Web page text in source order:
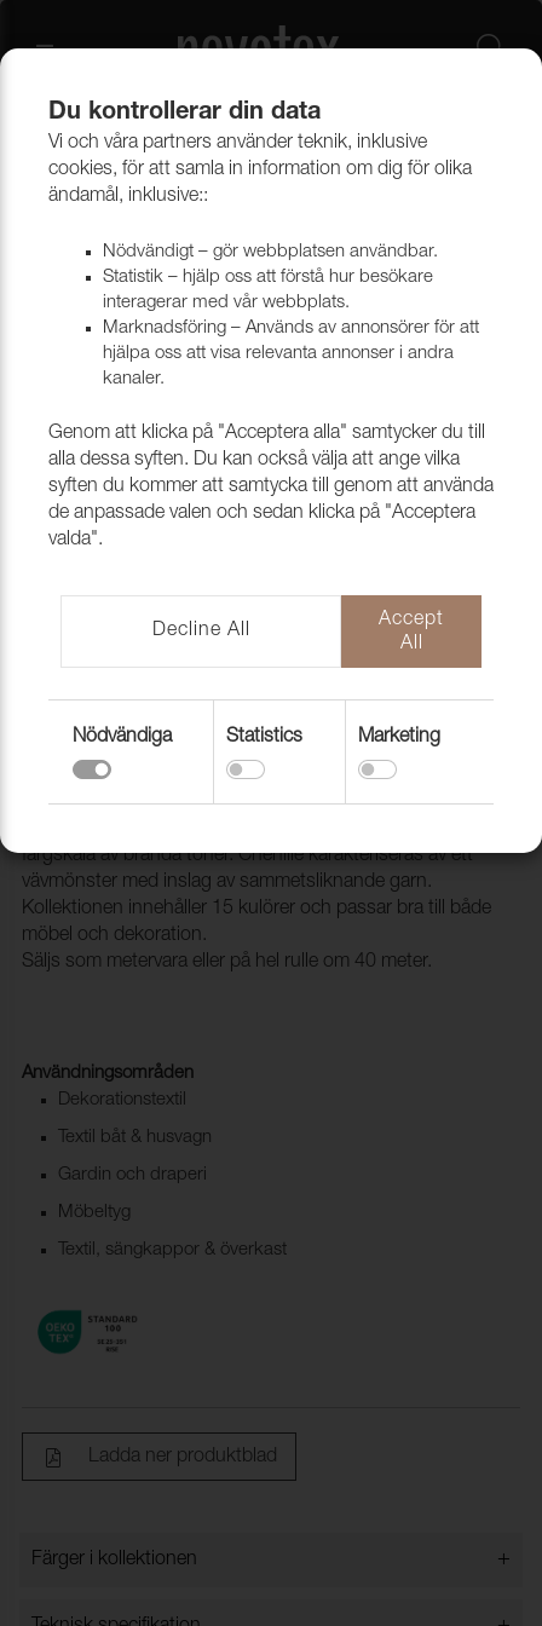
Outlet Möbeltyger
Tyg Valkyria 1/3 Beige
1036402
färgskala av brända toner. Chenille karakteriseras av ett
vävmönster med inslag av sammetsliknande garn.
Kollektionen innehåller 15 kulörer och passar bra till både
möbel och dekoration.
Säljs som metervara eller på hel rulle om 40 meter.
Användningsområden
Dekorationstextil
Textil båt & husvagn
Gardin och draperi
Möbeltyg
Textil, sängkappor & överkast
Ladda ner produktblad
Färger i kollektionen +
Färger i kollektionen
Du kontrollerar din data
Vi och våra partners använder teknik, inklusive
cookies, för att samla in information om dig för olika
ändamål, inklusive::
Nödvändigt – gör webbplatsen användbar.
Statistik – hjälp oss att förstå hur besökare
interagerar med vår webbplats.
Marknadsföring – Används av annonsörer för att
hjälpa oss att visa relevanta annonser i andra
kanaler.
Genom att klicka på "Acceptera alla" samtycker du till
alla dessa syften. Du kan också välja att ange vilka
syften du kommer att samtycka till genom att använda
de anpassade valen och sedan klicka på "Acceptera
valda".
Decline All
Accept
All
Nödvändiga Statistics Marketing